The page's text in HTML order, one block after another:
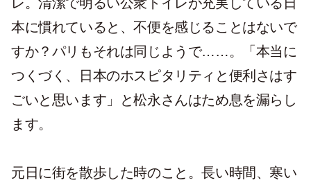
本に慣れていると、不便を感じることはないで
すか？パリもそれは同じようで……。「本当に
つくづく、日本のホスピタリティと便利さはす
ごいと思います」と松永さんはため息を漏らし
ます。
元日に街を散歩した時のこと。長い時間、寒い